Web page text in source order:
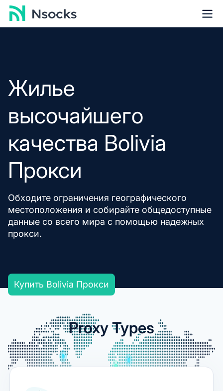
Жилье
высочайшего
качества Bolivia
Прокси
Обходите ограничения географического
местоположения и собирайте общедоступные
данные со всего мира с помощью надежных
прокси.
Купить Bolivia Прокси
Proxy Types